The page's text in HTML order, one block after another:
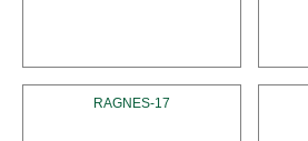
RAGNES-17